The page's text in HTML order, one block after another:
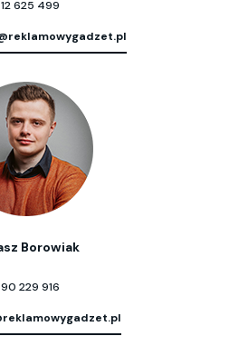
625 499
Borowiak
229 916